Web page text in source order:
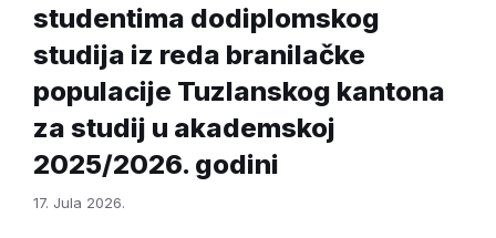
studentima dodiplomskog
studija iz reda branilačke
populacije Tuzlanskog kantona
za studij u akademskoj
2025/2026. godini
17. Jula 2026.